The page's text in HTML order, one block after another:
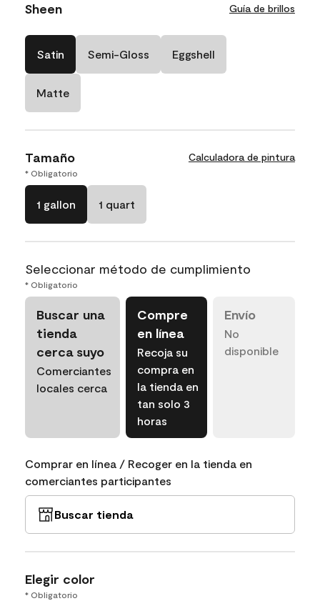
Sheen Guía de brillos
Satin Semi-Gloss Eggshell
Matte
Tamaño Calculadora de pintura
* Obligatorio
1 gallon 1 quart
Seleccionar método de cumplimiento
* Obligatorio
Buscar una
tienda
cerca suyo
Comerciantes
locales cerca
Compre
en línea
Recoja su
compra en
la tienda en
tan solo 3
horas
Envío
No
disponible
Comprar en línea / Recoger en la tienda en
comerciantes participantes
Buscar tienda
Elegir color
* Obligatorio